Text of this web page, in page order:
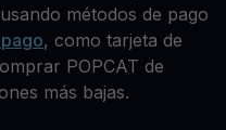
métodos de pago
, como tarjeta de
POPCAT de
más bajas.